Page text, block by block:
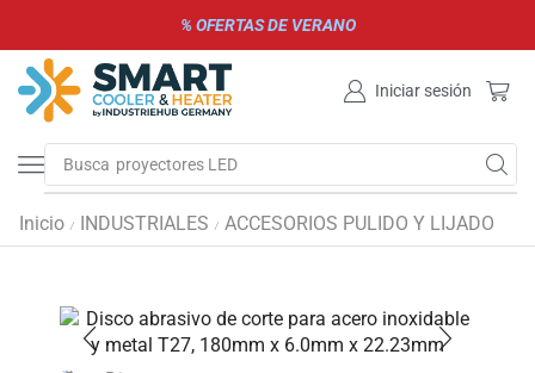
% OFERTAS DE VERANO
Iniciar sesión
Busca proyectores LED
Inicio / INDUSTRIALES / ACCESORIOS PULIDO Y LIJADO